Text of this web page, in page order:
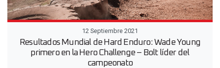
12 Septiembre 2021
Resultados Mundial de Hard Enduro: Wade Young
primero en la Hero Challenge – Bolt líder del
campeonato